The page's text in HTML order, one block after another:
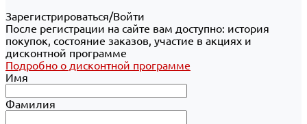
Зарегистрироваться/Войти
После регистрации на сайте вам доступно: история
покупок, состояние заказов, участие в акциях и
дисконтной программе
Подробно о дисконтной программе
Имя
Фамилия